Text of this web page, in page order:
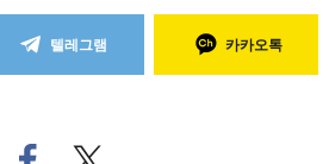
텔레그램 카카오톡
페
트위